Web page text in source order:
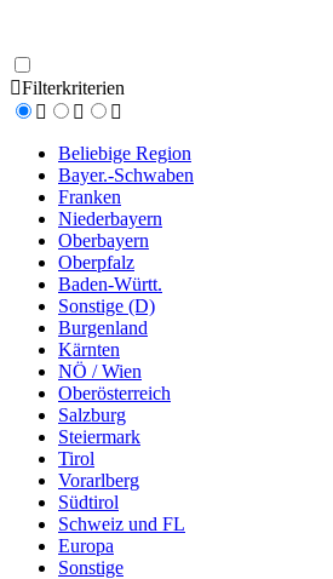
Filterkriterien
Beliebige Region
Bayer.-Schwaben
Franken
Niederbayern
Oberbayern
Oberpfalz
Baden-Württ.
Sonstige (D)
Burgenland
Kärnten
NÖ / Wien
Oberösterreich
Salzburg
Steiermark
Tirol
Vorarlberg
Südtirol
Schweiz und FL
Europa
Sonstige